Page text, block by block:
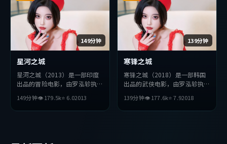
149分钟
星河之城
星河之城（2013）是一部印度
出品的冒险电影，由罗泓轸执
等主演。影片在叙事与视听上力
求突破，探讨人性与抉择，节奏
149分钟👁179.5k⭐ 6.02013
139分钟
寒锋之城
寒锋之城（2018）是一部韩国
出品的武侠电影，由罗泓轸执
主演。影片在叙事与视听上力求
突破，探讨人性与抉择，节奏张
139分钟👁177.6k⭐7.92018